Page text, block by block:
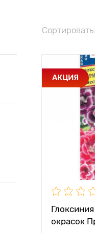
Сортировать:
АКЦИЯ
окрасок
Высота
Растояние
растениями